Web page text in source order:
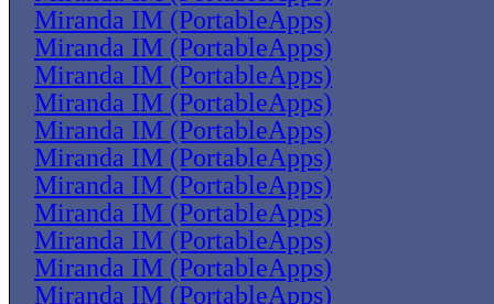
Miranda IM (PortableApps)
Miranda IM (PortableApps)
Miranda IM (PortableApps)
Miranda IM (PortableApps)
Miranda IM (PortableApps)
Miranda IM (PortableApps)
Miranda IM (PortableApps)
Miranda IM (PortableApps)
Miranda IM (PortableApps)
Miranda IM (PortableApps)
Miranda IM (PortableApps)